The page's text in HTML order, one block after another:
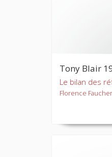
Tony Blair
Le bilan des
Florence